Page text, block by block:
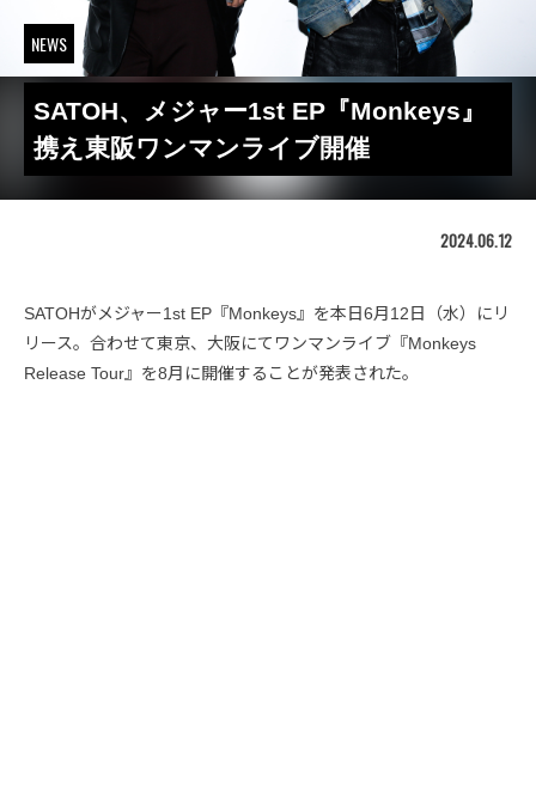
NEWS
SATOH、メジャー1st EP『Monkeys』
携え東阪ワンマンライブ開催
2024.06.12
SATOHがメジャー1st EP『Monkeys』を本日6月12日（水）にリ
リース。合わせて東京、大阪にてワンマンライブ『Monkeys
Release Tour』を8月に開催することが発表された。